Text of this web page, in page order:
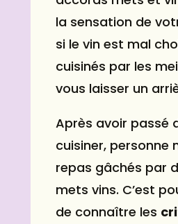
la sensation de
si le vin est mal
cuisinés par les
vous laisser un
Après avoir passé
cuisiner, personne
repas gâchés par
mets vins. C’est
de connaître les